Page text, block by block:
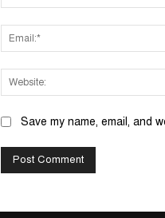
Save my name, email, and